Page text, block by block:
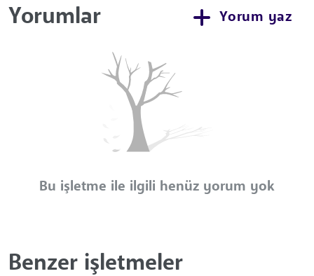
Yorumlar Yorum yaz
Bu işletme ile ilgili henüz yorum yok
Benzer işletmeler